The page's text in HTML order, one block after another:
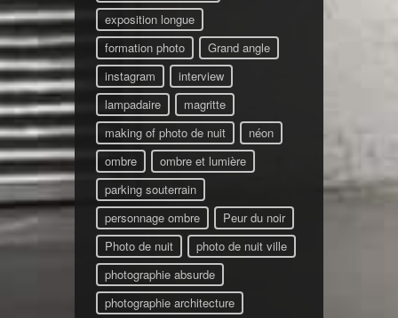
exposition longue
formation photo
Grand angle
instagram
interview
lampadaire
magritte
making of photo de nuit
néon
ombre
ombre et lumière
parking souterrain
personnage ombre
Peur du noir
Photo de nuit
photo de nuit ville
photographie absurde
photographie architecture